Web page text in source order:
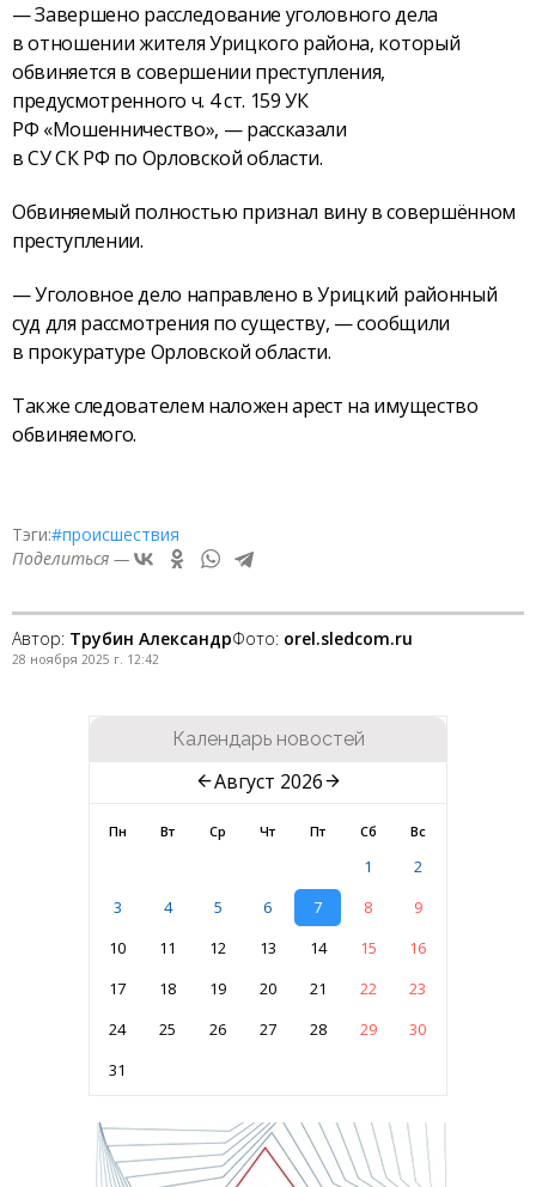
— Завершено расследование уголовного дела
в отношении жителя Урицкого района, который
обвиняется в совершении преступления,
предусмотренного ч. 4 ст. 159 УК
РФ «Мошенничество», — рассказали
в СУ СК РФ по Орловской области.
Обвиняемый полностью признал вину в совершённом
преступлении.
— Уголовное дело направлено в Урицкий районный
суд для рассмотрения по существу, — сообщили
в прокуратуре Орловской области.
Также следователем наложен арест на имущество
обвиняемого.
Тэги:#происшествия
Поделиться —
Автор: Трубин АлександрФото: orel.sledcom.ru
28 ноября 2025 г. 12:42
Календарь новостей
Август 2026
Пн Вт Ср Чт Пт Сб Вс
1
2
3
4 5 6 7 8
9
10
11 12 13 14 15
16
17
18 19 20 21 22
23
24
25 26 27 28 29
30
31